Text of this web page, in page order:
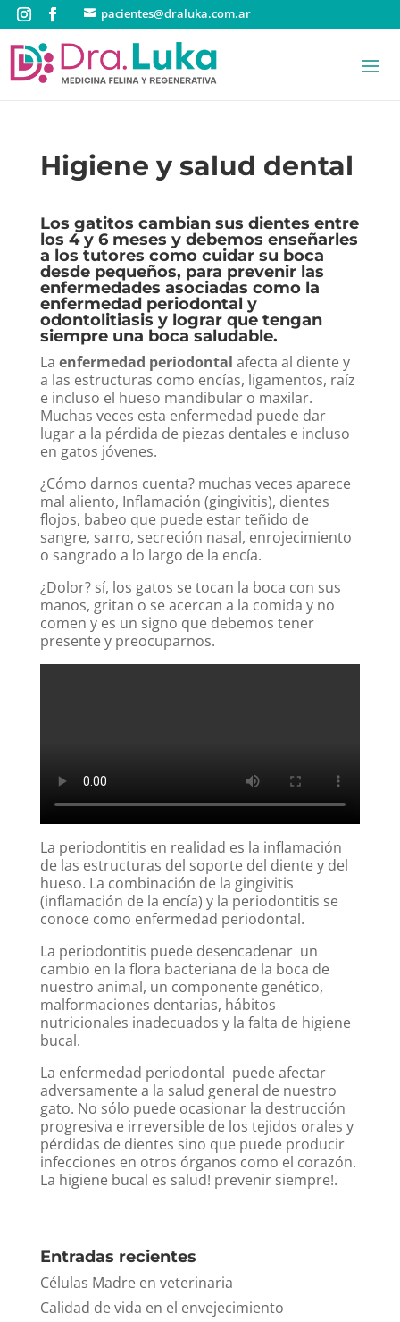
pacientes@draluka.com.ar
Higiene y salud dental
Los gatitos cambian sus dientes entre
los 4 y 6 meses y debemos enseñarles
a los tutores como cuidar su boca
desde pequeños, para prevenir las
enfermedades asociadas como la
enfermedad periodontal y
odontolitiasis y lograr que tengan
siempre una boca saludable.
La enfermedad periodontal afecta al diente y
a las estructuras como encías, ligamentos, raíz
e incluso el hueso mandibular o maxilar.
Muchas veces esta enfermedad puede dar
lugar a la pérdida de piezas dentales e incluso
en gatos jóvenes.
¿Cómo darnos cuenta? muchas veces aparece
mal aliento, Inflamación (gingivitis), dientes
flojos, babeo que puede estar teñido de
sangre, sarro, secreción nasal, enrojecimiento
o sangrado a lo largo de la encía.
¿Dolor? sí, los gatos se tocan la boca con sus
manos, gritan o se acercan a la comida y no
comen y es un signo que debemos tener
presente y preocuparnos.
La periodontitis en realidad es la inflamación
de las estructuras del soporte del diente y del
hueso. La combinación de la gingivitis
(inflamación de la encía) y la periodontitis se
conoce como enfermedad periodontal.
La periodontitis puede desencadenar un
cambio en la flora bacteriana de la boca de
nuestro animal, un componente genético,
malformaciones dentarias, hábitos
nutricionales inadecuados y la falta de higiene
bucal.
La enfermedad periodontal puede afectar
adversamente a la salud general de nuestro
gato. No sólo puede ocasionar la destrucción
progresiva e irreversible de los tejidos orales y
pérdidas de dientes sino que puede producir
infecciones en otros órganos como el corazón.
La higiene bucal es salud! prevenir siempre!.
Entradas recientes
Células Madre en veterinaria
Calidad de vida en el envejecimiento